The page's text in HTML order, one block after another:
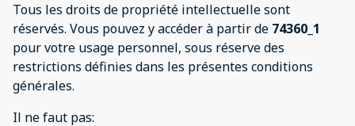
Tous les droits de propriété intellectuelle sont
réservés. Vous pouvez y accéder à partir de 74360_1
pour votre usage personnel, sous réserve des
restrictions définies dans les présentes conditions
générales.
Il ne faut pas: